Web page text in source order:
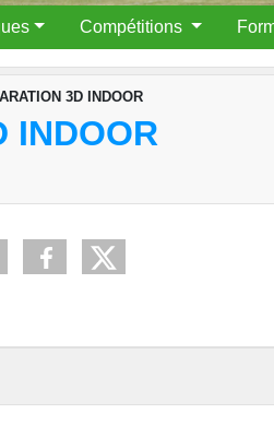
Compétitions
3D INDOOR
INDOOR